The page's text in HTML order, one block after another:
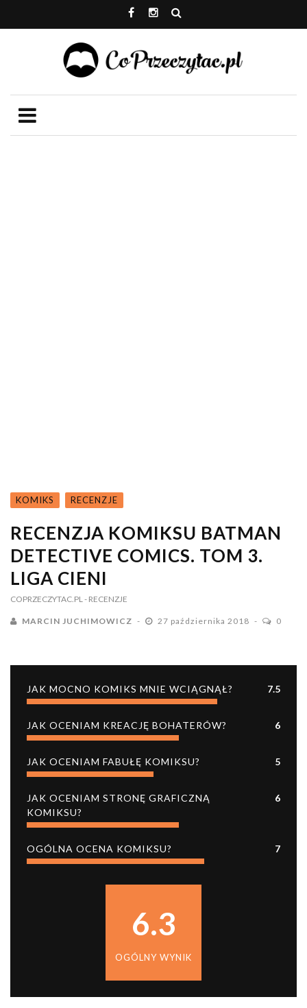
KOMIKS RECENZJE
RECENZJA KOMIKSU BATMAN
DETECTIVE COMICS. TOM 3.
LIGA CIENI
COPRZECZYTAC.PL - RECENZJE
MARCIN JUCHIMOWICZ 27 października 2018 0
JAK MOCNO KOMIKS MNIE WCIĄGNĄŁ? 7.5
JAK OCENIAM KREACJĘ BOHATERÓW? 6
JAK OCENIAM FABUŁĘ KOMIKSU? 5
JAK OCENIAM STRONĘ GRAFICZNĄ
KOMIKSU?
6
OGÓLNA OCENA KOMIKSU? 7
6.3
OGÓLNY WYNIK